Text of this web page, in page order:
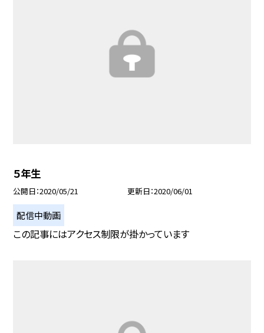
５年生
公開日 2020/05/21 更新日 2020/06/01
配信中動画
この記事にはアクセス制限が掛かっています